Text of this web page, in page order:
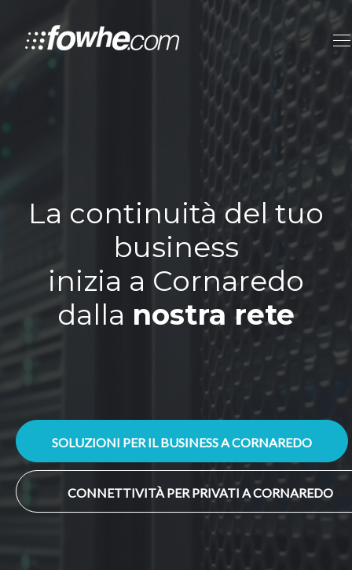
La continuità del tuo
business
inizia a Cornaredo
dalla nostra rete
SOLUZIONI PER IL BUSINESS A CORNAREDO
CONNETTIVITÀ PER PRIVATI A CORNAREDO